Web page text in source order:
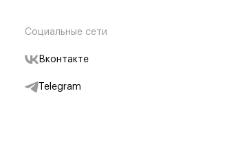
Социальные сети
Вконтакте
Telegram